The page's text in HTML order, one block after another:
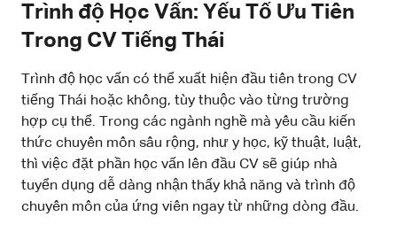
Trình độ Học Vấn: Yếu Tố Ưu Tiên
Trong CV Tiếng Thái
Trình độ học vấn có thể xuất hiện đầu tiên trong CV
tiếng Thái hoặc không, tùy thuộc vào từng trường
hợp cụ thể. Trong các ngành nghề mà yêu cầu kiến
thức chuyên môn sâu rộng, như y học, kỹ thuật, luật,
thì việc đặt phần học vấn lên đầu CV sẽ giúp nhà
tuyển dụng dễ dàng nhận thấy khả năng và trình độ
chuyên môn của ứng viên ngay từ những dòng đầu.